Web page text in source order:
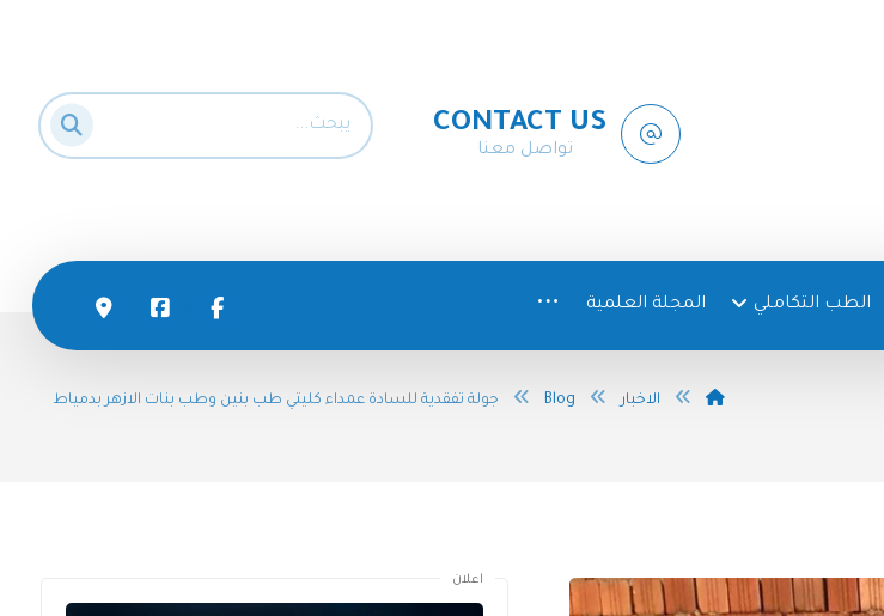
CONTACT US
تواصل معنا
الطب التكاملي المجلة العلمية
الاخبار Blog جولة تفقدية للسادة عمداء كليتي طب بنين وطب بنات الازهر بدمياط
اعلان